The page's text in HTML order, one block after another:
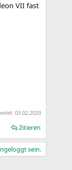
VII fast
03.02.2020
Zitieren
sein.